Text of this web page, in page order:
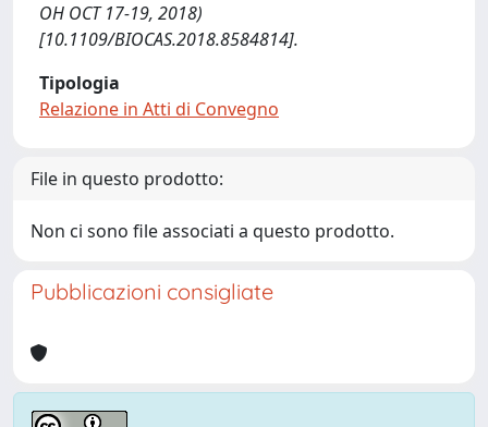
OH OCT 17-19, 2018)
[10.1109/BIOCAS.2018.8584814].
Tipologia
Relazione in Atti di Convegno
File in questo prodotto:
Non ci sono file associati a questo prodotto.
Pubblicazioni consigliate